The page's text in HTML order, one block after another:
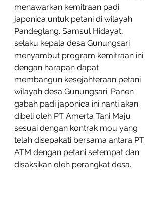
menawarkan kemitraan padi
japonica untuk petani di wilayah
Pandeglang. Samsul Hidayat,
selaku kepala desa Gunungsari
menyambut program kemitraan ini
dengan harapan dapat
membangun kesejahteraan petani
wilayah desa Gunungsari. Panen
gabah padi japonica ini nanti akan
dibeli oleh PT Amerta Tani Maju
sesuai dengan kontrak mou yang
telah disepakati bersama antara PT
ATM dengan petani setempat dan
disaksikan oleh perangkat desa.